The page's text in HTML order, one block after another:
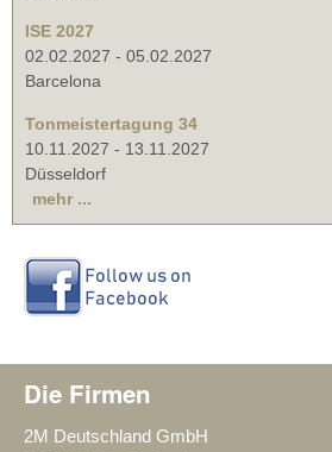
ISE 2027
02.02.2027 - 05.02.2027
Barcelona
Tonmeistertagung 34
10.11.2027 - 13.11.2027
Düsseldorf
mehr ...
Die Firmen
2M Deutschland GmbH